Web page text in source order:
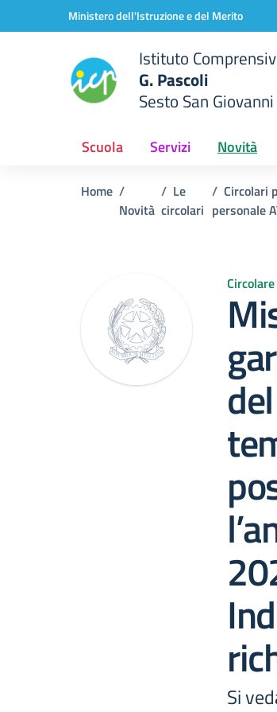
Vai ai contenuti
Vai al menu di navigazioneMinistero dell'Istruzione e del Merito
Istituto
G. Pascoli
Sesto San Giovanni
Scuola Servizi Novità
Home
Novità
Le
circolari
Circolari
personale
Si